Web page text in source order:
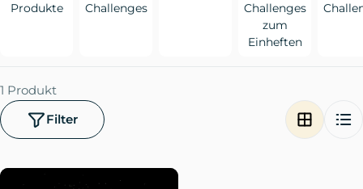
Produkte
Challenges
Challenges
zum
Einheften
1 Produkt
Filter